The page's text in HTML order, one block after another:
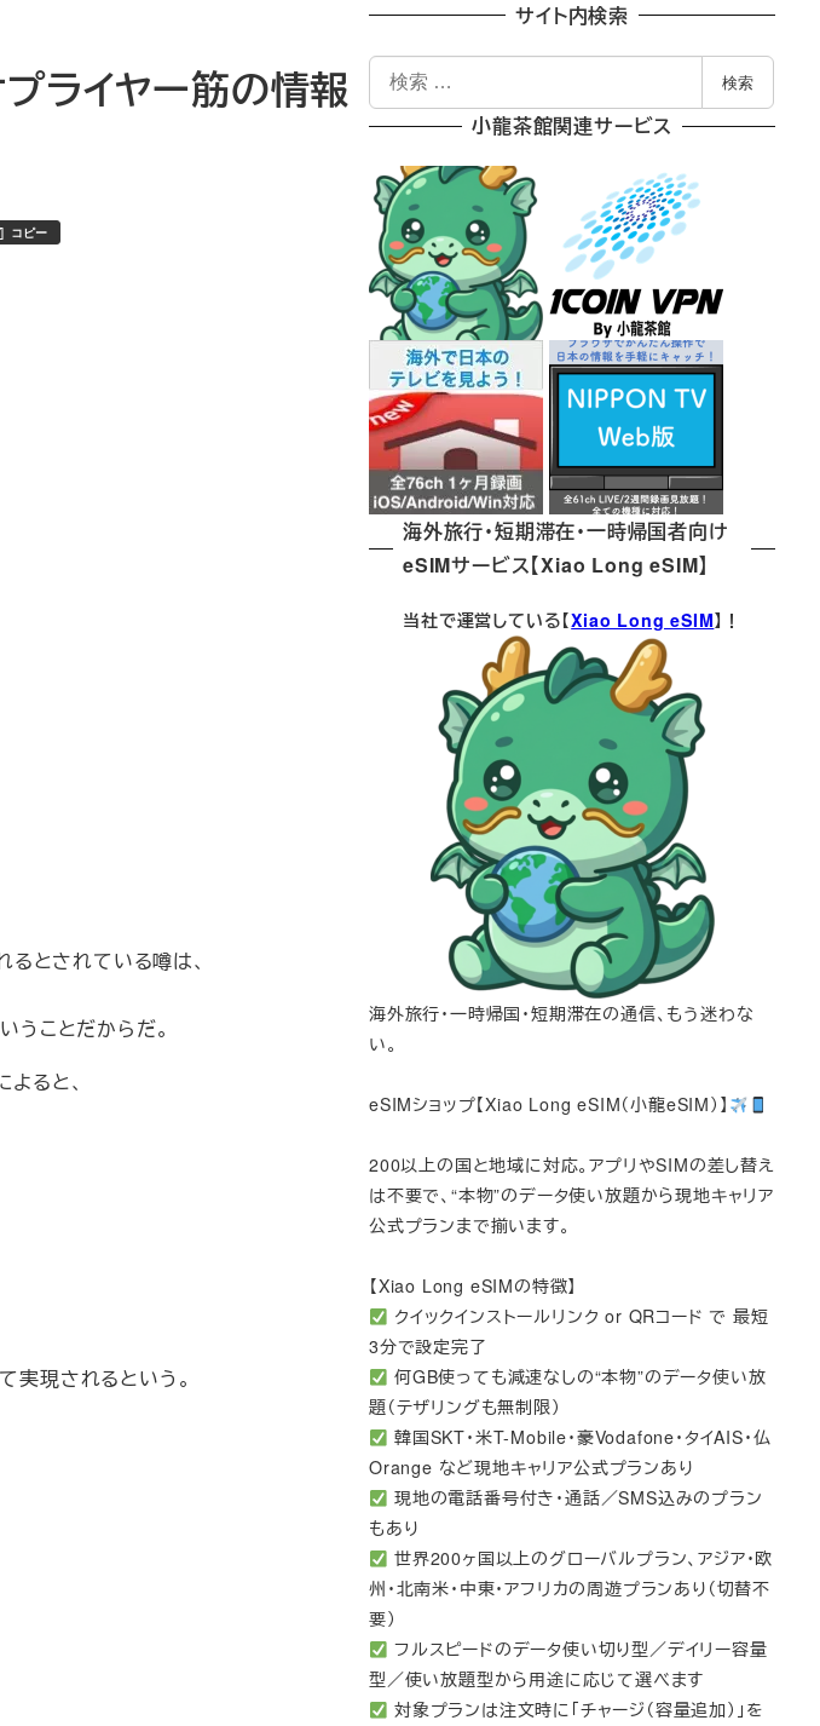
ライヤー筋の情報
コピー
とされている噂は、
うことだからだ。
ると、
現されるという。
サイト内検索
索
検索
小龍茶館関連サービス
海外旅行・短期滞在・一時帰国者向け
eSIMサービス【Xiao Long eSIM】
当社で運営している【Xiao Long eSIM】！
海外旅行・一時帰国・短期滞在の通信、もう迷わな
い。
eSIMショップ【Xiao Long eSIM（小龍eSIM）】
200以上の国と地域に対応。アプリやSIMの差し替え
は不要で、“本物”のデータ使い放題から現地キャリア
公式プランまで揃います。
【Xiao Long eSIMの特徴】
クイックインストールリンク or QRコード で 最短
3分で設定完了
何GB使っても減速なしの“本物”のデータ使い放
題（テザリングも無制限）
韓国SKT・米T-Mobile・豪Vodafone・タイAIS・仏
Orange など現地キャリア公式プランあり
現地の電話番号付き・通話／SMS込みのプラン
もあり
世界200ヶ国以上のグローバルプラン、アジア・欧
州・北南米・中東・アフリカの周遊プランあり（切替不
要）
フルスピードのデータ使い切り型／デイリー容量
型／使い放題型から用途に応じて選べます
対象プランは注文時に「チャージ（容量追加）」を